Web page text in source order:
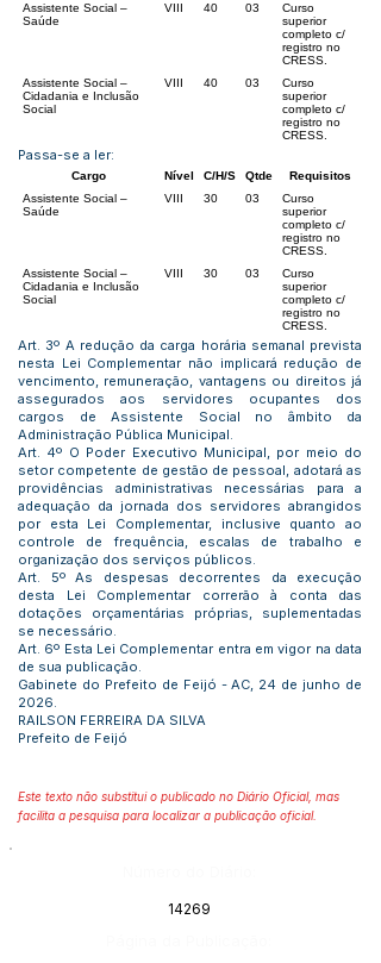
Assistente Social –
Saúde
VIII 40 03
Curso
superior
completo c/
registro no
CRESS.
Assistente Social –
Cidadania e Inclusão
Social
VIII 40 03
Curso
superior
completo c/
registro no
CRESS.
Passa-se a ler:
Cargo Nível C/H/S Qtde
Requisitos
Assistente Social –
Saúde
VIII 30 03
Curso
superior
completo c/
registro no
CRESS.
Assistente Social –
Cidadania e Inclusão
Social
VIII 30 03
Curso
superior
completo c/
registro no
CRESS.
Art. 3º A redução da carga horária semanal prevista
nesta Lei Complementar não implicará redução de
vencimento, remuneração, vantagens ou direitos já
assegurados aos servidores ocupantes dos
cargos de Assistente Social no âmbito da
Administração Pública Municipal.
Art. 4º O Poder Executivo Municipal, por meio do
setor competente de gestão de pessoal, adotará as
providências administrativas necessárias para a
adequação da jornada dos servidores abrangidos
por esta Lei Complementar, inclusive quanto ao
controle de frequência, escalas de trabalho e
organização dos serviços públicos.
Art. 5º As despesas decorrentes da execução
desta Lei Complementar correrão à conta das
dotações orçamentárias próprias, suplementadas
se necessário.
Art. 6º Esta Lei Complementar entra em vigor na data
de sua publicação.
Gabinete do Prefeito de Feijó - AC, 24 de junho de
2026.
RAILSON FERREIRA DA SILVA
Prefeito de Feijó
Este texto não substitui o publicado no Diário Oficial, mas
facilita a pesquisa para localizar a publicação oficial.
14269